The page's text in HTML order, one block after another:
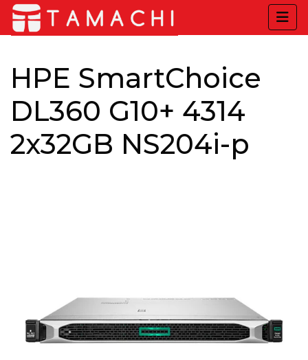
HPE SmartChoice
DL360 G10+ 4314
2x32GB NS204i-p